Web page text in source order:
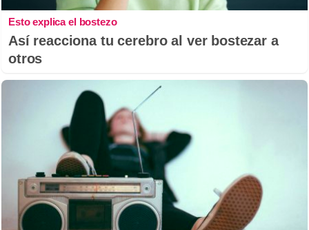
Esto explica el bostezo
Así reacciona tu cerebro al ver bostezar a
otros